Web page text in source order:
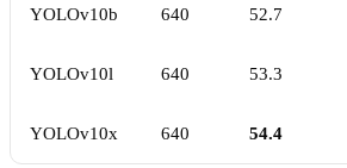
YOLOv10b 640 52.7
YOLOv10l 640 53.3
YOLOv10x 640 54.4